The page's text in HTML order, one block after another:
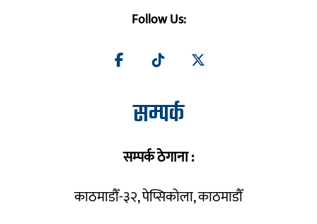
Follow Us:
सम्पर्क
सम्पर्क ठेगाना :
काठमाडौँ-३२, पेप्सिकोला, काठमाडौँ